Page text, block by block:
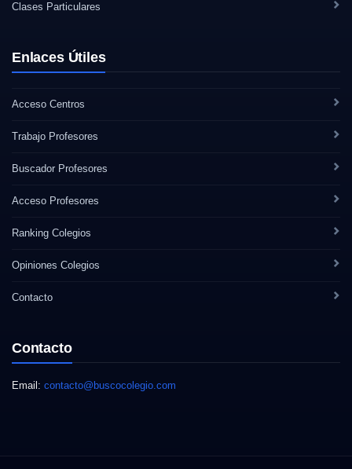
Clases Particulares
Enlaces Útiles
Acceso Centros
Trabajo Profesores
Buscador Profesores
Acceso Profesores
Ranking Colegios
Opiniones Colegios
Contacto
Contacto
Email: contacto@buscocolegio.com